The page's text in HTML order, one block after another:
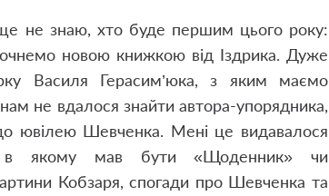
не знаю, хто буде першим цього року:
новою книжкою від Іздрика. Дуже
Василя Герасим’юка, з яким маємо
не вдалося знайти автора-упорядника,
ювілею Шевченка. Мені це видавалося
в якому мав бути «Щоденник» чи
Кобзаря, спогади про Шевченка та